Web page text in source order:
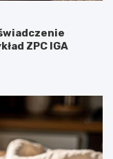
ZPC IGA